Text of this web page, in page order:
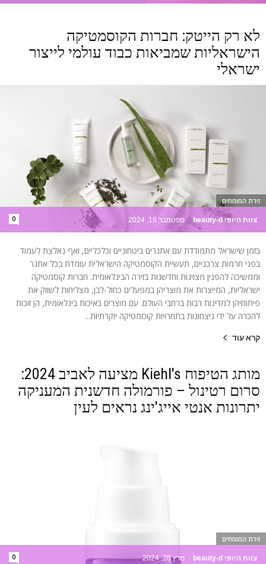
לא רק הייטק: חברות הקוסמטיקה
הישראליות שמביאות כבוד עולמי לייצור
ישראלי
צוות היופי beauty-d - ספטמבר 18, 2024 0
זירת המומחים
בזמן שישראל מתמודדת עם אתגרים ביטחוניים וכלכליים, ואף נאלצת לעמוד
בפני חרמות צרכניים, תעשיית הקוסמטיקה הישראלית עומדת בכל אתגר
וממשיכה להפגין מצוינות וחדשנות בזירה הבינלאומית. חברות קוסמטיקה
ישראליות, המייצרות את מוצריהן במפעלים כחול-לבן, מצליחות לשווק את
פיתוחיהן למדינות רבות ברחבי העולם. עם מוצרים באיכות בינלאומית, הן זוכות
להכרה על ידי ניצחונות בתחרויות קוסמטיקה יוקרתיות...
קרא עוד
מותג הטיפוח Kiehl's מציעה לאביב 2024:
סרום רטינול – פורמולה חדשנית המעניקה
יתרונות אנטי אייג'ינג נראים לעין
צוות היופי beauty-d - מרץ 28, 2024 0
זירת המומחים